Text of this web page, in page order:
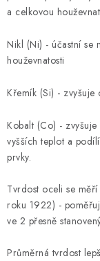
a celkovou
Nikl (Ni) - účastní se
houževnatosti
Křemík (Si) -
Kobalt (Co) -
vyšších teplot a
prvky.
Tvrdost oceli se
roku 1922) -
ve 2 přesně
Průměrná tvrdost